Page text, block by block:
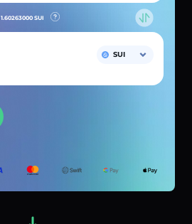
1.60263000 SUI
SUI